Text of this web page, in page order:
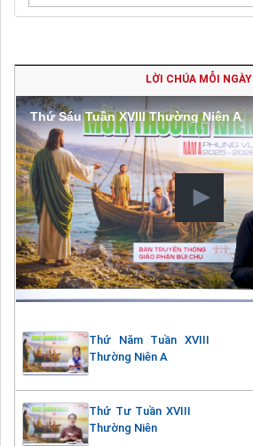
LỜI CHÚA MỖI NGÀY
Thứ Sáu Tuần XVIII Thường Niên A
Thứ Năm Tuần XVIII
Thường Niên A
Thứ Tư Tuần XVIII
Thường Niên